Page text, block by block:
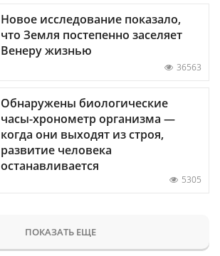
Новое исследование показало,
что Земля постепенно заселяет
Венеру жизнью
36563
Обнаружены биологические
часы-хронометр организма —
когда они выходят из строя,
развитие человека
останавливается
5305
ПОКАЗАТЬ ЕЩЕ